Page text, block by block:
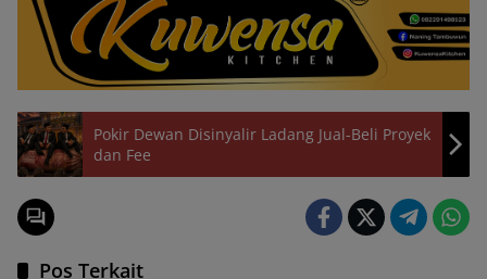
Pokir Dewan Disinyalir Ladang Jual-Beli Proyek
dan Fee
Pos Terkait